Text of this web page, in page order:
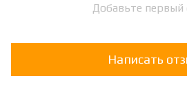
Добавьте первый
Написать